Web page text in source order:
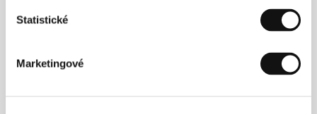
Statistické
Marketingové
Iván Osnovikoff
(1966, Puerto Montt, Chile) studoval
antropologii na Universidad Austral de Chile. Mezi
dvojice Perutová – Osnovikoff debutovala v roce